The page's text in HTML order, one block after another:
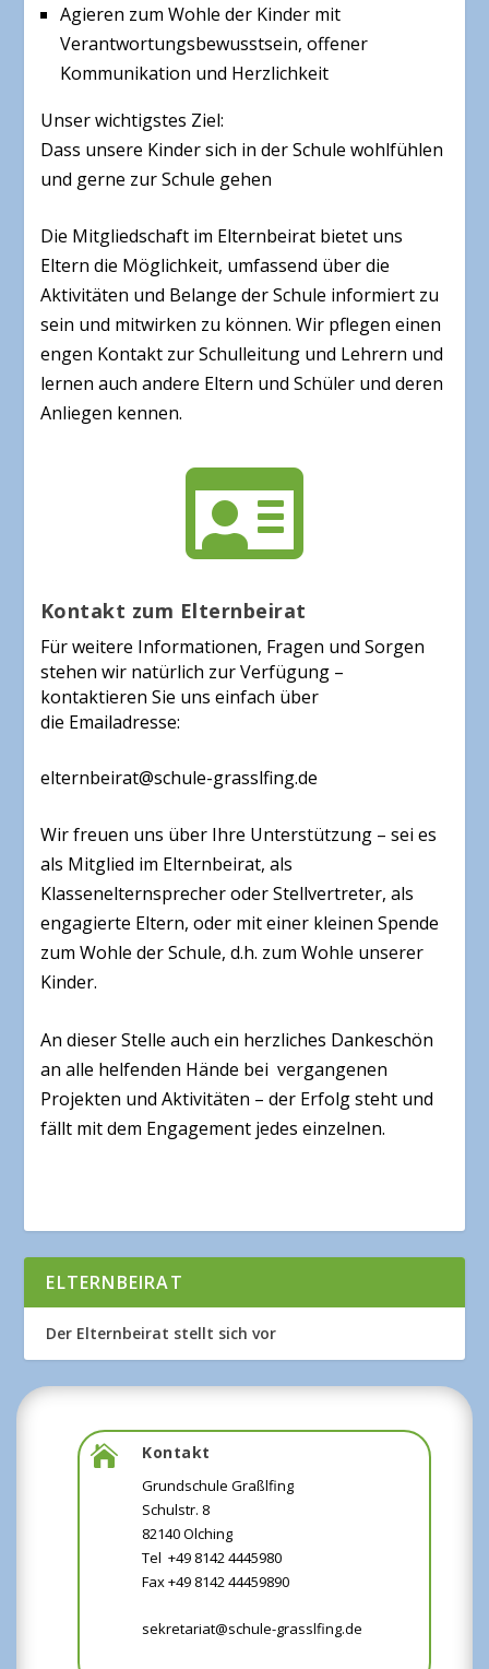
Agieren zum Wohle der Kinder mit
Verantwortungsbewusstsein, offener
Kommunikation und Herzlichkeit
Unser wichtigstes Ziel:
Dass unsere Kinder sich in der Schule wohlfühlen
und gerne zur Schule gehen
Die Mitgliedschaft im Elternbeirat bietet uns
Eltern die Möglichkeit, umfassend über die
Aktivitäten und Belange der Schule informiert zu
sein und mitwirken zu können. Wir pflegen einen
engen Kontakt zur Schulleitung und Lehrern und
lernen auch andere Eltern und Schüler und deren
Anliegen kennen.

Kontakt zum Elternbeirat
Für weitere Informationen, Fragen und Sorgen
stehen wir natürlich zur Verfügung –
kontaktieren Sie uns einfach über
die Emailadresse:
elternbeirat@schule-grasslfing.de
Wir freuen uns über Ihre Unterstützung – sei es
als Mitglied im Elternbeirat, als
Klassenelternsprecher oder Stellvertreter, als
engagierte Eltern, oder mit einer kleinen Spende
zum Wohle der Schule, d.h. zum Wohle unserer
Kinder.
An dieser Stelle auch ein herzliches Dankeschön
an alle helfenden Hände bei vergangenen
Projekten und Aktivitäten – der Erfolg steht und
fällt mit dem Engagement jedes einzelnen.
ELTERNBEIRAT
Der Elternbeirat stellt sich vor
 Kontakt
Grundschule Graßlfing
Schulstr. 8
82140 Olching
Tel +49 8142 4445980
Fax +49 8142 44459890
sekretariat@schule-grasslfing.de